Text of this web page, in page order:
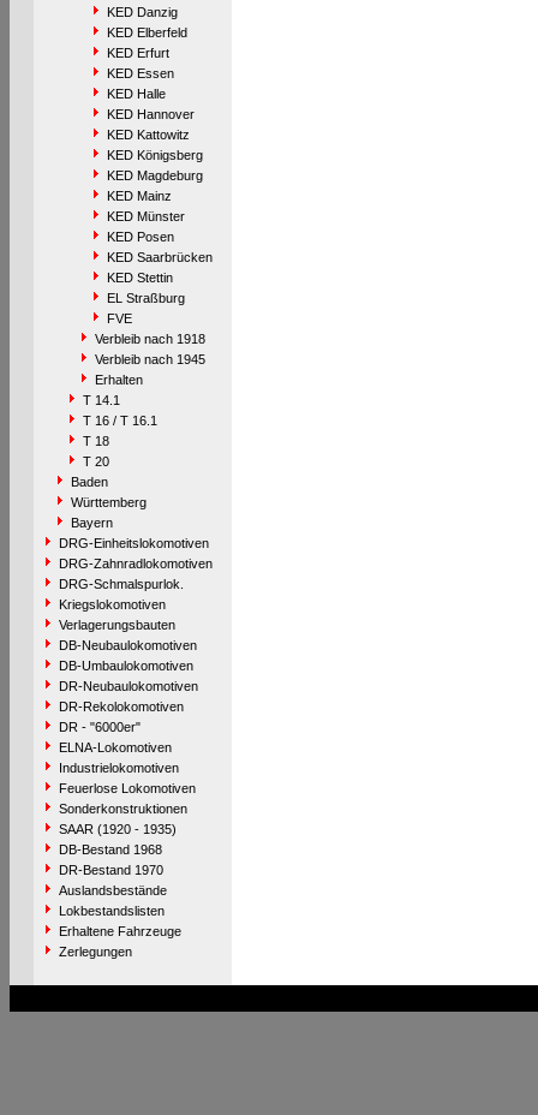
KED Danzig
KED Elberfeld
KED Erfurt
KED Essen
KED Halle
KED Hannover
KED Kattowitz
KED Königsberg
KED Magdeburg
KED Mainz
KED Münster
KED Posen
KED Saarbrücken
KED Stettin
EL Straßburg
FVE
Verbleib nach 1918
Verbleib nach 1945
Erhalten
T 14.1
T 16 / T 16.1
T 18
T 20
Baden
Württemberg
Bayern
DRG-Einheitslokomotiven
DRG-Zahnradlokomotiven
DRG-Schmalspurlok.
Kriegslokomotiven
Verlagerungsbauten
DB-Neubaulokomotiven
DB-Umbaulokomotiven
DR-Neubaulokomotiven
DR-Rekolokomotiven
DR - "6000er"
ELNA-Lokomotiven
Industrielokomotiven
Feuerlose Lokomotiven
Sonderkonstruktionen
SAAR (1920 - 1935)
DB-Bestand 1968
DR-Bestand 1970
Auslandsbestände
Lokbestandslisten
Erhaltene Fahrzeuge
Zerlegungen